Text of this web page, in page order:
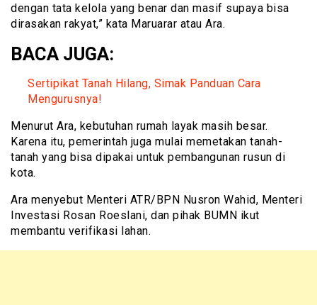
dengan tata kelola yang benar dan masif supaya bisa
dirasakan rakyat,” kata Maruarar atau Ara.
BACA JUGA:
Sertipikat Tanah Hilang, Simak Panduan Cara
Mengurusnya!
Menurut Ara, kebutuhan rumah layak masih besar.
Karena itu, pemerintah juga mulai memetakan tanah-
tanah yang bisa dipakai untuk pembangunan rusun di
kota.
Ara menyebut Menteri ATR/BPN Nusron Wahid, Menteri
Investasi Rosan Roeslani, dan pihak BUMN ikut
membantu verifikasi lahan.